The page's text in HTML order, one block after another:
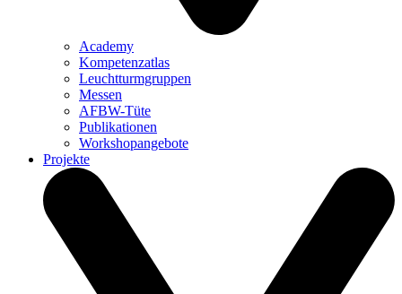
Academy
Kompetenzatlas
Leuchtturm­gruppen
Messen
AFBW-Tüte
Publikationen
Workshopangebote
Projekte